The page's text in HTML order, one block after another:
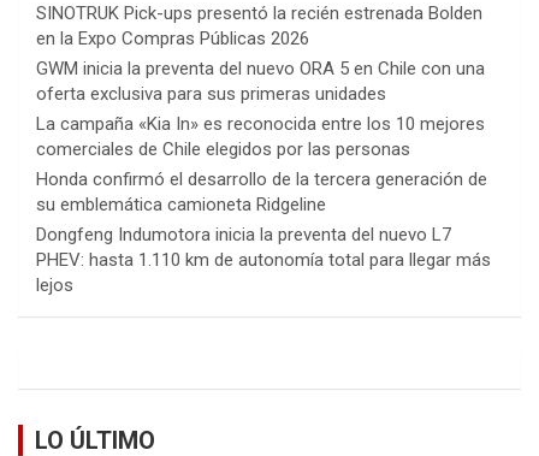
SINOTRUK Pick-ups presentó la recién estrenada Bolden
en la Expo Compras Públicas 2026
GWM inicia la preventa del nuevo ORA 5 en Chile con una
oferta exclusiva para sus primeras unidades
La campaña «Kia In» es reconocida entre los 10 mejores
comerciales de Chile elegidos por las personas
Honda confirmó el desarrollo de la tercera generación de
su emblemática camioneta Ridgeline
Dongfeng Indumotora inicia la preventa del nuevo L7
PHEV: hasta 1.110 km de autonomía total para llegar más
lejos
LO ÚLTIMO